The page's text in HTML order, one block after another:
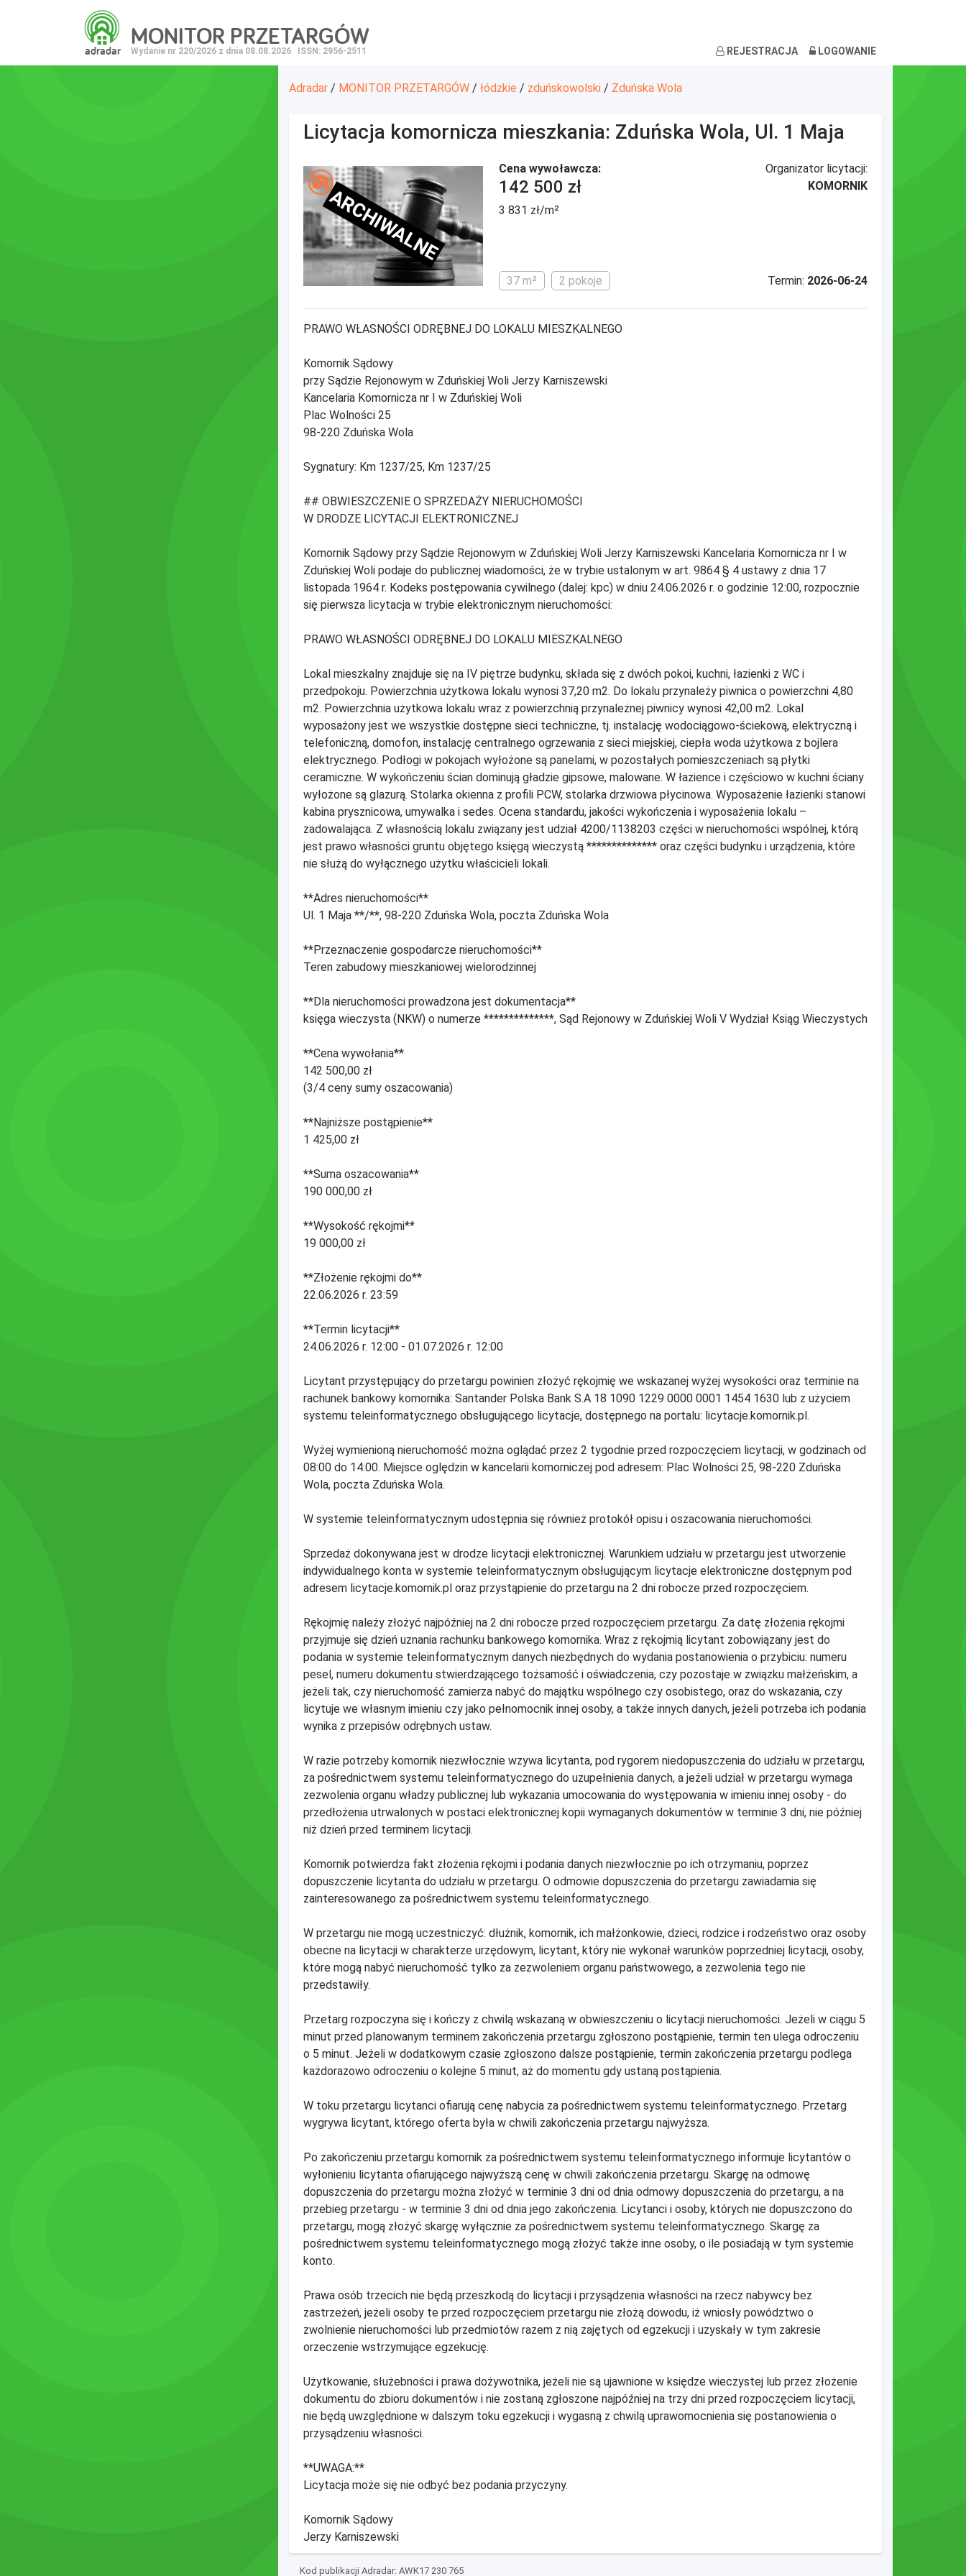
adradar
MONITOR PRZETARGÓW
Wydanie nr 220/2026 z dnia 08.08.2026 ISSN: 2956-2511 REJESTRACJA LOGOWANIE
Adradar / MONITOR PRZETARGÓW / łódzkie / zduńskowolski / Zduńska Wola
Licytacja komornicza mieszkania: Zduńska Wola, Ul. 1 Maja
ARCHIWALNE
Cena wywoławcza:
142 500 zł
3 831 zł/m²
37 m² 2 pokoje
Organizator licytacji:
KOMORNIK
Termin: 2026-06-24
PRAWO WŁASNOŚCI ODRĘBNEJ DO LOKALU MIESZKALNEGO
Komornik Sądowy
przy Sądzie Rejonowym w Zduńskiej Woli Jerzy Karniszewski
Kancelaria Komornicza nr I w Zduńskiej Woli
Plac Wolności 25
98-220 Zduńska Wola
Sygnatury: Km 1237/25, Km 1237/25
## OBWIESZCZENIE O SPRZEDAŻY NIERUCHOMOŚCI
W DRODZE LICYTACJI ELEKTRONICZNEJ
Komornik Sądowy przy Sądzie Rejonowym w Zduńskiej Woli Jerzy Karniszewski Kancelaria Komornicza nr I w
Zduńskiej Woli podaje do publicznej wiadomości, że w trybie ustalonym w art. 9864 § 4 ustawy z dnia 17
listopada 1964 r. Kodeks postępowania cywilnego (dalej: kpc) w dniu 24.06.2026 r. o godzinie 12:00, rozpocznie
się pierwsza licytacja w trybie elektronicznym nieruchomości:
PRAWO WŁASNOŚCI ODRĘBNEJ DO LOKALU MIESZKALNEGO
Lokal mieszkalny znajduje się na IV piętrze budynku, składa się z dwóch pokoi, kuchni, łazienki z WC i
przedpokoju. Powierzchnia użytkowa lokalu wynosi 37,20 m2. Do lokalu przynależy piwnica o powierzchni 4,80
m2. Powierzchnia użytkowa lokalu wraz z powierzchnią przynależnej piwnicy wynosi 42,00 m2. Lokal
wyposażony jest we wszystkie dostępne sieci techniczne, tj. instalację wodociągowo-ściekową, elektryczną i
telefoniczną, domofon, instalację centralnego ogrzewania z sieci miejskiej, ciepła woda użytkowa z bojlera
elektrycznego. Podłogi w pokojach wyłożone są panelami, w pozostałych pomieszczeniach są płytki
ceramiczne. W wykończeniu ścian dominują gładzie gipsowe, malowane. W łazience i częściowo w kuchni ściany
wyłożone są glazurą. Stolarka okienna z profili PCW, stolarka drzwiowa płycinowa. Wyposażenie łazienki stanowi
kabina prysznicowa, umywalka i sedes. Ocena standardu, jakości wykończenia i wyposażenia lokalu –
zadowalająca. Z własnością lokalu związany jest udział 4200/1138203 części w nieruchomości wspólnej, którą
jest prawo własności gruntu objętego księgą wieczystą ************** oraz części budynku i urządzenia, które
nie służą do wyłącznego użytku właścicieli lokali.
**Adres nieruchomości**
Ul. 1 Maja **/**, 98-220 Zduńska Wola, poczta Zduńska Wola
**Przeznaczenie gospodarcze nieruchomości**
Teren zabudowy mieszkaniowej wielorodzinnej
**Dla nieruchomości prowadzona jest dokumentacja**
księga wieczysta (NKW) o numerze **************, Sąd Rejonowy w Zduńskiej Woli V Wydział Ksiąg Wieczystych
**Cena wywołania**
142 500,00 zł
(3/4 ceny sumy oszacowania)
**Najniższe postąpienie**
1 425,00 zł
**Suma oszacowania**
190 000,00 zł
**Wysokość rękojmi**
19 000,00 zł
**Złożenie rękojmi do**
22.06.2026 r. 23:59
**Termin licytacji**
24.06.2026 r. 12:00 - 01.07.2026 r. 12:00
Licytant przystępujący do przetargu powinien złożyć rękojmię we wskazanej wyżej wysokości oraz terminie na
rachunek bankowy komornika: Santander Polska Bank S.A 18 1090 1229 0000 0001 1454 1630 lub z użyciem
systemu teleinformatycznego obsługującego licytacje, dostępnego na portalu: licytacje.komornik.pl.
Wyżej wymienioną nieruchomość można oglądać przez 2 tygodnie przed rozpoczęciem licytacji, w godzinach od
08:00 do 14:00. Miejsce oględzin w kancelarii komorniczej pod adresem: Plac Wolności 25, 98-220 Zduńska
Wola, poczta Zduńska Wola.
W systemie teleinformatycznym udostępnia się również protokół opisu i oszacowania nieruchomości.
Sprzedaż dokonywana jest w drodze licytacji elektronicznej. Warunkiem udziału w przetargu jest utworzenie
indywidualnego konta w systemie teleinformatycznym obsługującym licytacje elektroniczne dostępnym pod
adresem licytacje.komornik.pl oraz przystąpienie do przetargu na 2 dni robocze przed rozpoczęciem.
Rękojmię należy złożyć najpóźniej na 2 dni robocze przed rozpoczęciem przetargu. Za datę złożenia rękojmi
przyjmuje się dzień uznania rachunku bankowego komornika. Wraz z rękojmią licytant zobowiązany jest do
podania w systemie teleinformatycznym danych niezbędnych do wydania postanowienia o przybiciu: numeru
pesel, numeru dokumentu stwierdzającego tożsamość i oświadczenia, czy pozostaje w związku małżeńskim, a
jeżeli tak, czy nieruchomość zamierza nabyć do majątku wspólnego czy osobistego, oraz do wskazania, czy
licytuje we własnym imieniu czy jako pełnomocnik innej osoby, a także innych danych, jeżeli potrzeba ich podania
wynika z przepisów odrębnych ustaw.
W razie potrzeby komornik niezwłocznie wzywa licytanta, pod rygorem niedopuszczenia do udziału w przetargu,
za pośrednictwem systemu teleinformatycznego do uzupełnienia danych, a jeżeli udział w przetargu wymaga
zezwolenia organu władzy publicznej lub wykazania umocowania do występowania w imieniu innej osoby - do
przedłożenia utrwalonych w postaci elektronicznej kopii wymaganych dokumentów w terminie 3 dni, nie później
niż dzień przed terminem licytacji.
Komornik potwierdza fakt złożenia rękojmi i podania danych niezwłocznie po ich otrzymaniu, poprzez
dopuszczenie licytanta do udziału w przetargu. O odmowie dopuszczenia do przetargu zawiadamia się
zainteresowanego za pośrednictwem systemu teleinformatycznego.
W przetargu nie mogą uczestniczyć: dłużnik, komornik, ich małżonkowie, dzieci, rodzice i rodzeństwo oraz osoby
obecne na licytacji w charakterze urzędowym, licytant, który nie wykonał warunków poprzedniej licytacji, osoby,
które mogą nabyć nieruchomość tylko za zezwoleniem organu państwowego, a zezwolenia tego nie
przedstawiły.
Przetarg rozpoczyna się i kończy z chwilą wskazaną w obwieszczeniu o licytacji nieruchomości. Jeżeli w ciągu 5
minut przed planowanym terminem zakończenia przetargu zgłoszono postąpienie, termin ten ulega odroczeniu
o 5 minut. Jeżeli w dodatkowym czasie zgłoszono dalsze postąpienie, termin zakończenia przetargu podlega
każdorazowo odroczeniu o kolejne 5 minut, aż do momentu gdy ustaną postąpienia.
W toku przetargu licytanci ofiarują cenę nabycia za pośrednictwem systemu teleinformatycznego. Przetarg
wygrywa licytant, którego oferta była w chwili zakończenia przetargu najwyższa.
Po zakończeniu przetargu komornik za pośrednictwem systemu teleinformatycznego informuje licytantów o
wyłonieniu licytanta ofiarującego najwyższą cenę w chwili zakończenia przetargu. Skargę na odmowę
dopuszczenia do przetargu można złożyć w terminie 3 dni od dnia odmowy dopuszczenia do przetargu, a na
przebieg przetargu - w terminie 3 dni od dnia jego zakończenia. Licytanci i osoby, których nie dopuszczono do
przetargu, mogą złożyć skargę wyłącznie za pośrednictwem systemu teleinformatycznego. Skargę za
pośrednictwem systemu teleinformatycznego mogą złożyć także inne osoby, o ile posiadają w tym systemie
konto.
Prawa osób trzecich nie będą przeszkodą do licytacji i przysądzenia własności na rzecz nabywcy bez
zastrzeżeń, jeżeli osoby te przed rozpoczęciem przetargu nie złożą dowodu, iż wniosły powództwo o
zwolnienie nieruchomości lub przedmiotów razem z nią zajętych od egzekucji i uzyskały w tym zakresie
orzeczenie wstrzymujące egzekucję.
Użytkowanie, służebności i prawa dożywotnika, jeżeli nie są ujawnione w księdze wieczystej lub przez złożenie
dokumentu do zbioru dokumentów i nie zostaną zgłoszone najpóźniej na trzy dni przed rozpoczęciem licytacji,
nie będą uwzględnione w dalszym toku egzekucji i wygasną z chwilą uprawomocnienia się postanowienia o
przysądzeniu własności.
**UWAGA:**
Licytacja może się nie odbyć bez podania przyczyny.
Komornik Sądowy
Jerzy Karniszewski
Kod publikacji Adradar: AWK17 230 765